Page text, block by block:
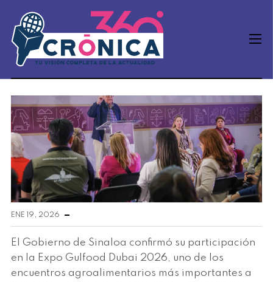
ENE 19, 2026
El Gobierno de Sinaloa confirmó su participación
en la Expo Gulfood Dubai 2026, uno de los
encuentros agroalimentarios más importantes a